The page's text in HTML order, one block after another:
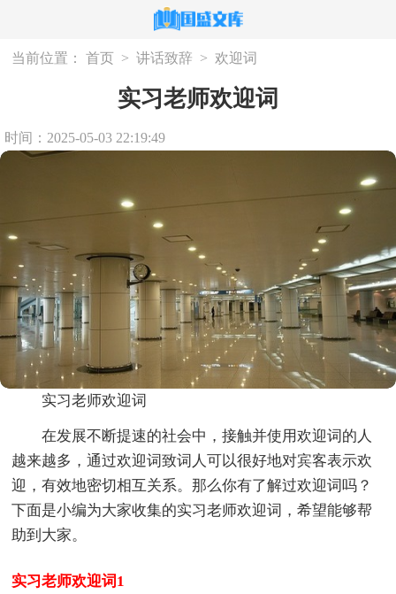
当前位置： 首页 > 讲话致辞 > 欢迎词
实习老师欢迎词
时间：2025-05-03 22:19:49
实习老师欢迎词
在发展不断提速的社会中，接触并使用欢迎词的人
越来越多，通过欢迎词致词人可以很好地对宾客表示欢
迎，有效地密切相互关系。那么你有了解过欢迎词吗？
下面是小编为大家收集的实习老师欢迎词，希望能够帮
助到大家。
实习老师欢迎词1